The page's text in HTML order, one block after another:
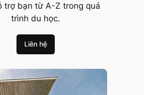
trợ bạn từ A-Z trong quá
trình du học.
Liên hệ